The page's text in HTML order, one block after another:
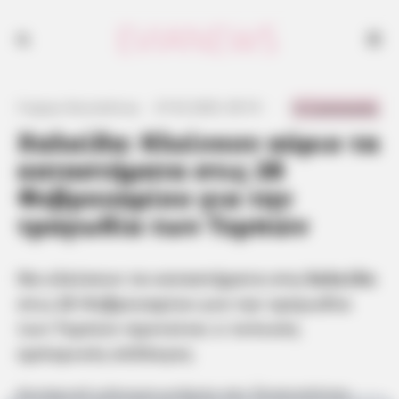
Χαλκίδα: Κλείνουν αύριο τα
καταστήματα στις 28
Φεβρουαρίου για την
τραγωδία των Τεμπών
Να κλείσουν τα καταστήματα στη
Χαλκίδα
Δυναμικό μήνυμα μνήμης και δικαιοσύνης